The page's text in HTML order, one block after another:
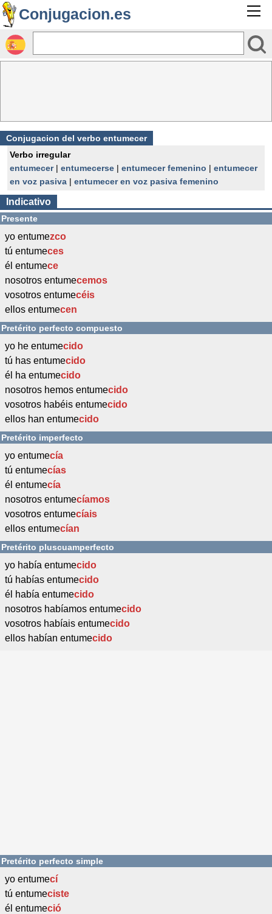
Conjugacion.es
Conjugacion del verbo entumecer
Verbo irregular
entumecer| entumecerse | entumecer femenino | entumecer
en voz pasiva | entumecer en voz pasiva femenino
Indicativo
Presente
yo entumezco
tú entumeces
él entumece
nosotros entumecemos
vosotros entumecéis
ellos entumecen
Pretérito perfecto compuesto
yo he entumecido
tú has entumecido
él ha entumecido
nosotros hemos entumecido
vosotros habéis entumecido
ellos han entumecido
Pretérito imperfecto
yo entumecía
tú entumecías
él entumecía
nosotros entumecíamos
vosotros entumecíais
ellos entumecían
Pretérito pluscuamperfecto
yo había entumecido
tú habías entumecido
él había entumecido
nosotros habíamos entumecido
vosotros habíais entumecido
ellos habían entumecido
Pretérito perfecto simple
yo entumecí
tú entumeciste
él entumeció